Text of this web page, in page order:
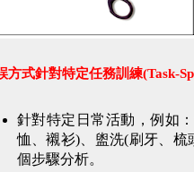
方式針對特定任務訓練(Task-
針對特定日常活動，例如
恤、襯衫)、盥洗(刷牙、梳
個步驟分析。